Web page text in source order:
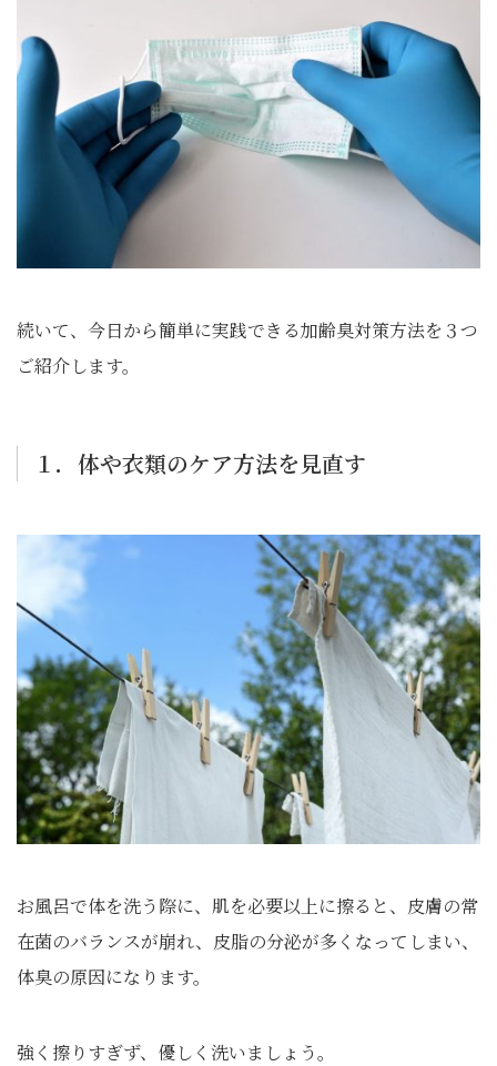
続いて、今日から簡単に実践できる加齢臭対策方法を３つ
ご紹介します。
１．体や衣類のケア方法を見直す
お風呂で体を洗う際に、肌を必要以上に擦ると、皮膚の常
在菌のバランスが崩れ、皮脂の分泌が多くなってしまい、
体臭の原因になります。
強く擦りすぎず、優しく洗いましょう。